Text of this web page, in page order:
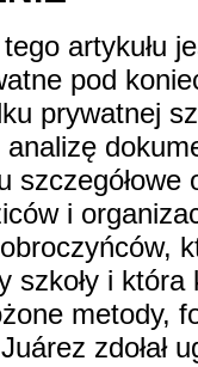
artykułu
pod
prywatnej
i
szkoły i która
metody,
zdołał